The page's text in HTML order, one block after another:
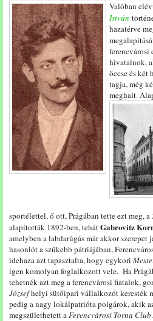
Valóban
István
hazatérve
ferencvárosi
hivatalnok,
öccse és két
tagja, még
meghalt.
sportélettel, ő ott, Prágában tette ezt meg, a
alapították 1892-ben, tehátGabrovitz
amelyben a labdarúgás már akkor
hasonlót a szűkebb pátriájában,
idehaza azt tapasztalta, hogy egykori
igen komolyan foglalkozott vele. Ha
tehetnék azt meg a ferencvárosi fiatalok,
Józsefhelyi sütőipari vállalkozót keresték
pedig a nagy lokálpatrióta polgárok, akik
megszülethetett aFerencvárosi Torna Club.